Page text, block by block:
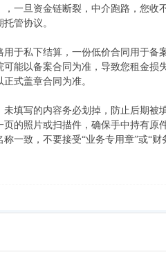
一旦资金链断裂，中介跑路，您收
管协议。
于私下结算，一份低价合同用于备
能以备案合同为准，导致您租金损
正式盖章合同为准。
填写的内容务必划掉，防止后期被
的照片或扫描件，确保手中持有原
一致，不要接受“业务专用章”或“